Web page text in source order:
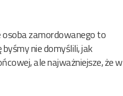
osoba zamordowanego to
nie domyślili, jak
ale najważniejsze, że w